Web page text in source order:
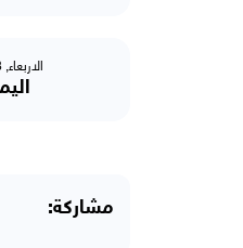
الاربعاء, 08 فبراير, 2017
مشاركة: